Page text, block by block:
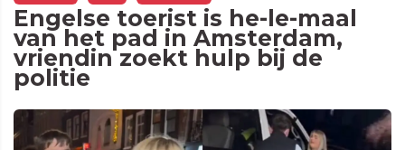
Engelse toerist is he-le-maal
van het pad in Amsterdam,
vriendin zoekt hulp bij de
politie